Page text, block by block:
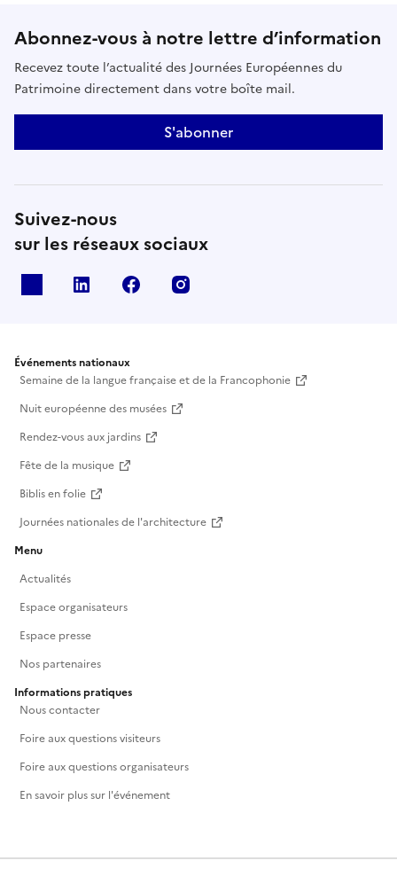
Abonnez-vous à notre lettre d’information
Recevez toute l’actualité des Journées Européennes du
Patrimoine directement dans votre boîte mail.
S'abonner
Suivez-nous
sur les réseaux sociaux
Linkedin Facebook
Événements nationaux
Semaine de la langue française et de la Francophonie
Nuit européenne des musées
Rendez-vous aux jardins
Fête de la musique
Biblis en folie
Journées nationales de l'architecture
Menu
Actualités
Espace organisateurs
Espace presse
Nos partenaires
Informations pratiques
Nous contacter
Foire aux questions visiteurs
Foire aux questions organisateurs
En savoir plus sur l'événement